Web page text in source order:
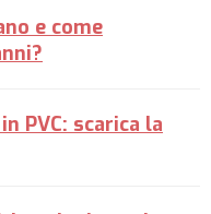
e come
PVC: scarica la